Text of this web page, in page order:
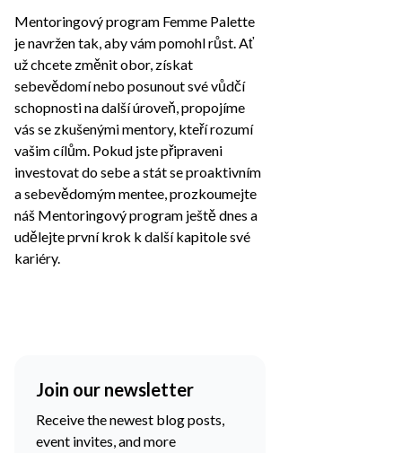
Mentoringový program Femme Palette
je navržen tak, aby vám pomohl růst. Ať
už chcete změnit obor, získat
sebevědomí nebo posunout své vůdčí
schopnosti na další úroveň, propojíme
vás se zkušenými mentory, kteří rozumí
vašim cílům. Pokud jste připraveni
investovat do sebe a stát se proaktivním
a sebevědomým mentee, prozkoumejte
náš Mentoringový program ještě dnes a
udělejte první krok k další kapitole své
kariéry.
Join our newsletter
Receive the newest blog posts,
event invites, and more